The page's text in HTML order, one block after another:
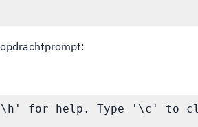
for help. Type '\c' to